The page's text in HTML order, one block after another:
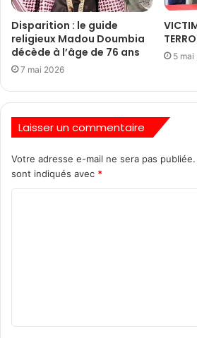
Disparition : le guide
religieux Madou Doumbia
décède à l’âge de 76 ans
7 mai 2026
5 mai
Laisser un commentaire
Votre adresse e-mail ne sera pas publiée.
sont indiqués avec *